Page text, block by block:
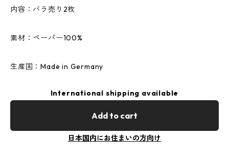
内容：バラ売り2枚
素材：ペーパー100%
生産国：Made in Germany
International shipping available
Add to cart
日本国内にお住まいの方向け